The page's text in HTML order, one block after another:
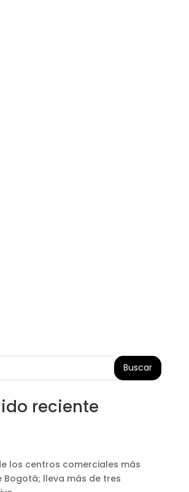
Buscar
reciente
los centros comerciales más
Bogotá; lleva más de tres